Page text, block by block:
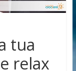
tua
relax